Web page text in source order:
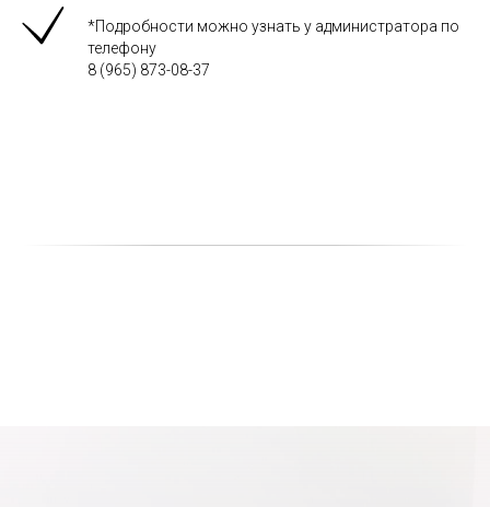
*Подробности можно узнать у администратора по
телефону
8 (965) 873-08-37